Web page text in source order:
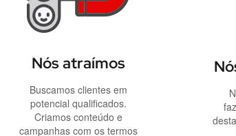
Nós atraímos
Buscamos clientes em
potencial qualificados.
Criamos conteúdo e
campanhas com os termos